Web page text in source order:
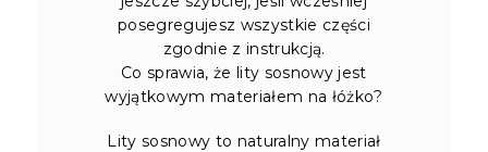
posegregujesz wszystkie części
zgodnie z instrukcją.
Co sprawia, że lity sosnowy jest
wyjątkowym materiałem na łóżko?
Lity sosnowy to naturalny materiał